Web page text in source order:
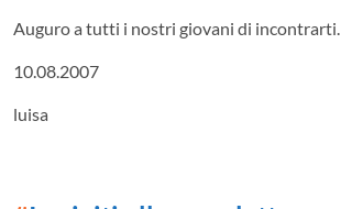
Auguro a tutti i nostri giovani di incontrarti.
10.08.2007
luisa